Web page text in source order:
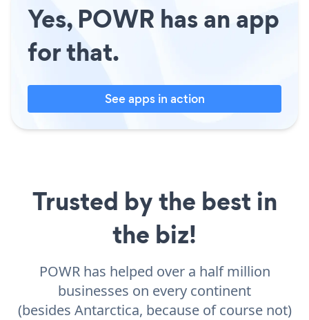
Yes, POWR has an app
for that.
See apps in action
Trusted by the best in
the biz!
POWR has helped over a half million
businesses on every continent
(besides Antarctica, because of course not)